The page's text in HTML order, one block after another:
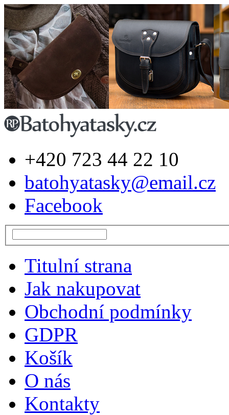
+420 723 44 22 10
batohyatasky@email.cz
Facebook
Titulní strana
Jak nakupovat
Obchodní podmínky
GDPR
Košík
O nás
Kontakty